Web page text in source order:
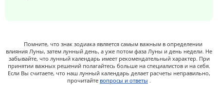
Помните, что знак зодиака является самым важным в определении
влияния Луны, затем лунный день, а уже потом фаза Луны и день недели. Не
забывайте, что лунный календарь имеет рекомендательный характер. При
принятии важных решений полагайтесь больше на специалистов и на себя.
Если Вы считаете, что наш лунный календарь делает расчеты неправильно,
прочитайте вопросы и ответы .